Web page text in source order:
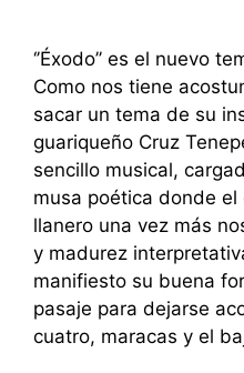
‘’Éxodo’’ es el nuevo
Como nos tiene
sacar un tema de su
guariqueño Cruz
sencillo musical,
musa poética donde
llanero una vez más
y madurez
manifiesto su buena
pasaje para dejarse
cuatro, maracas y el